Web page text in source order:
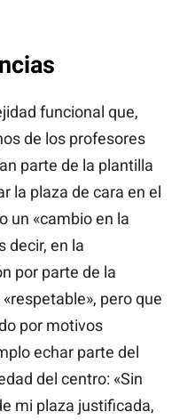
funcional que,
de los profesores
parte de la plantilla
la plaza de cara en el
un «cambio en la
decir, en la
por parte de la
pero que
por motivos
echar parte del
del centro: «Sin
mi plaza justificada,